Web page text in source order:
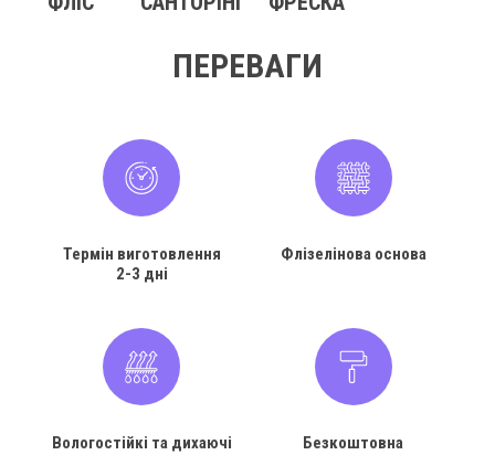
ПЕРЕВАГИ
Термін виготовлення
2-3 дні
Флізелінова основа
Вологостійкі та дихаючі
Безкоштовна